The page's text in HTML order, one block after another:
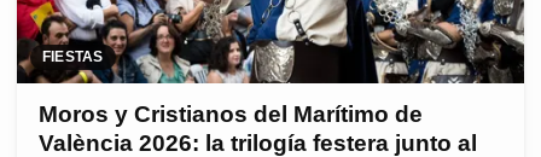
FIESTAS
Moros y Cristianos del Marítimo de
València 2026: la trilogía festera junto al